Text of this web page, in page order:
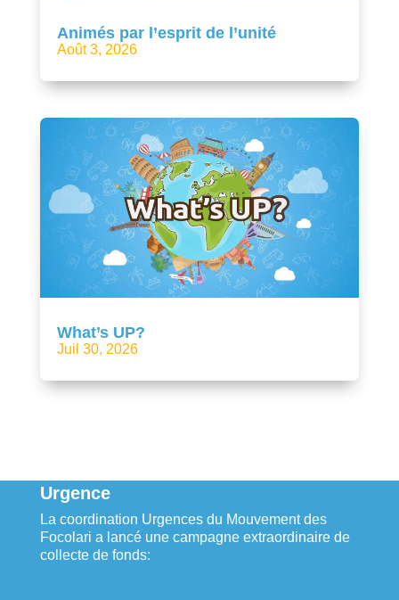
Animés par l’esprit de l’unité
Août 3, 2026
What’s UP?
Juil 30, 2026
Urgence
La coordination Urgences du Mouvement des
Focolari a lancé une campagne extraordinaire de
collecte de fonds: